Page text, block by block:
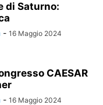
di Saturno:
- 16 Maggio 2024
CAESAR
- 16 Maggio 2024